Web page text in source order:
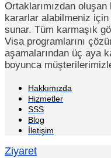
Ortaklarımızdan
kararlar alabilmeniz için
sunar. Tüm karmaşık
Visa programlarını
aşamalarından üç aya
boyunca
Hakkımızda
Hizmetler
SSS
Blog
İletişim
Ziyaret